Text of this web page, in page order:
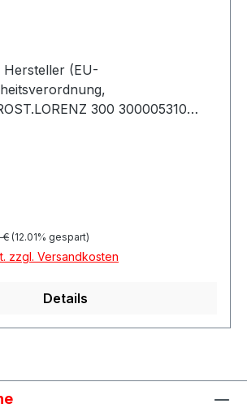
(EU-
300 300005310
Preis:
€ (12.01% gespart)
zzgl. Versandkosten
Details